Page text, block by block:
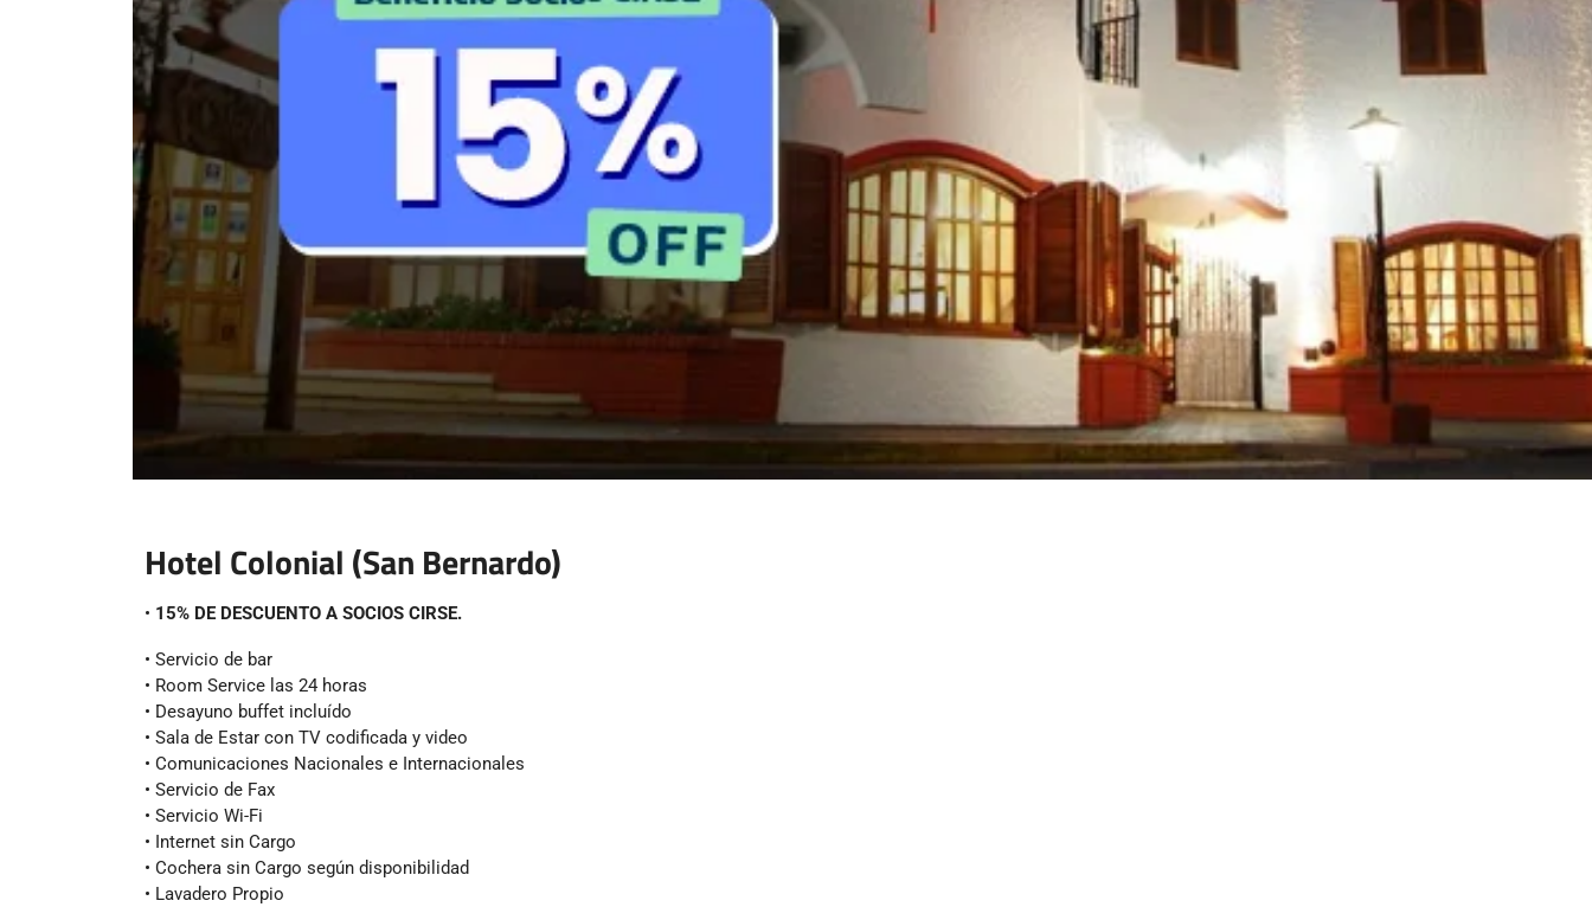
Hotel Colonial (San Bernardo)
• 15% DE DESCUENTO A SOCIOS CIRSE.
• Servicio de bar
• Room Service las 24 horas
• Desayuno buffet incluído
• Sala de Estar con TV codificada y video
• Comunicaciones Nacionales e Internacionales
• Servicio de Fax
• Servicio Wi-Fi
• Internet sin Cargo
• Cochera sin Cargo según disponibilidad
• Lavadero Propio